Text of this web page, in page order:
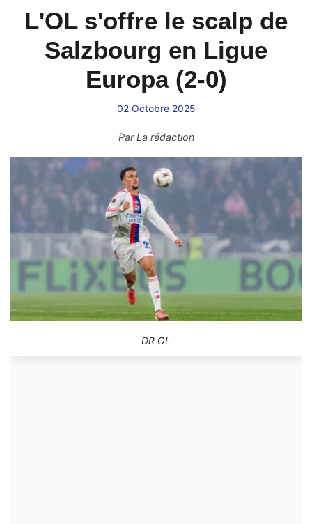
L'OL s'offre le scalp de
Salzbourg en Ligue
Europa (2-0)
02 Octobre 2025
ParLa rédaction
DR OL